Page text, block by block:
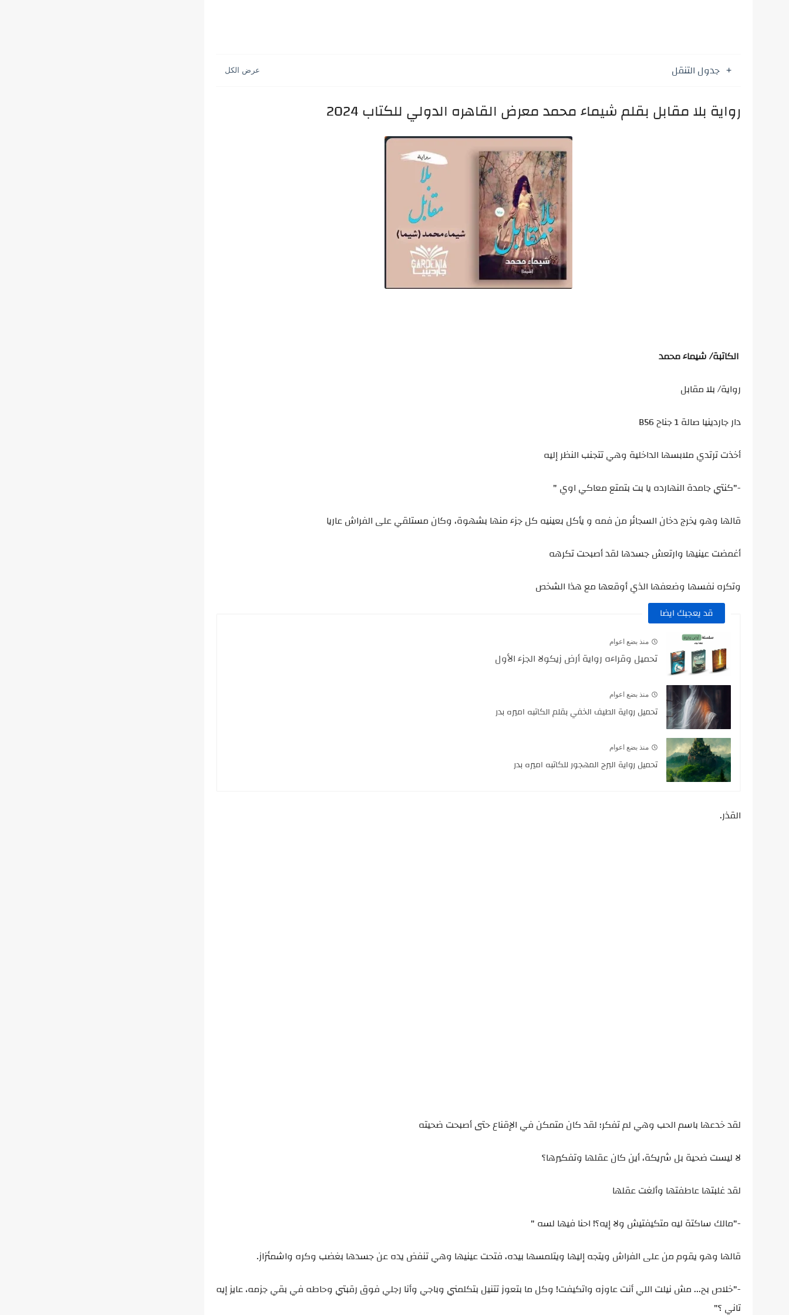
جدول التنقل
رواية بلا مقابل بقلم شيماء محمد معرض القاهره الدولي للكتاب 2024
الكاتبة/ شيماء محمد
رواية/ بلا مقابل
دار جاردينيا صالة 1 جناح B56
أخذت ترتدي ملابسها الداخلية وهي تتجنب النظر إليه
-"كنتي جامدة النهارده يا بت بتمتع معاكي اوي "
قالها وهو يخرج دخان السجائر من فمه و يأكل بعينيه كل جزء منها بشهوة، وكان مستلقي على الفراش عاريا
أغمضت عينيها وارتعش جسدها لقد أصبحت تكرهه
وتكره نفسها وضعفها الذي أوقعها مع هذا الشخص
قد يعجبك ايضا
منذ بضع اعوام
تحميل وقراءه رواية أرض زيكولا الجزء الأول
منذ بضع اعوام
تحميل رواية الطيف الخفي بقلم الكاتبه اميره بدر
منذ بضع اعوام
تحميل رواية البرج المهجور للكاتبه اميره بدر
القذر.
لقد خدعها باسم الحب وهي لم تفكر؛ لقد كان متمكن في الإقناع حتى أصبحت ضحيته
لا ليست ضحية بل شريكة، أين كان عقلها وتفكيرها؟
لقد غلبتها عاطفتها وألغت عقلها
-"مالك ساكتة ليه متكيفتيش ولا إيه؟! احنا فيها لسه "
قالها وهو يقوم من على الفراش ويتجه إليها ويتلمسها بيده، فتحت عينيها وهي تنفض يده عن جسدها بغضب وكره واشمئزاز.
-"خلاص بح... مش نيلت اللي أنت عاوزه واتكيفت! وكل ما بتعوز تتنيل بتكلمني وباجي وأنا رجلي فوق رقبتي وحاطه في بقي جزمه، عايز إيه
تاني ؟"